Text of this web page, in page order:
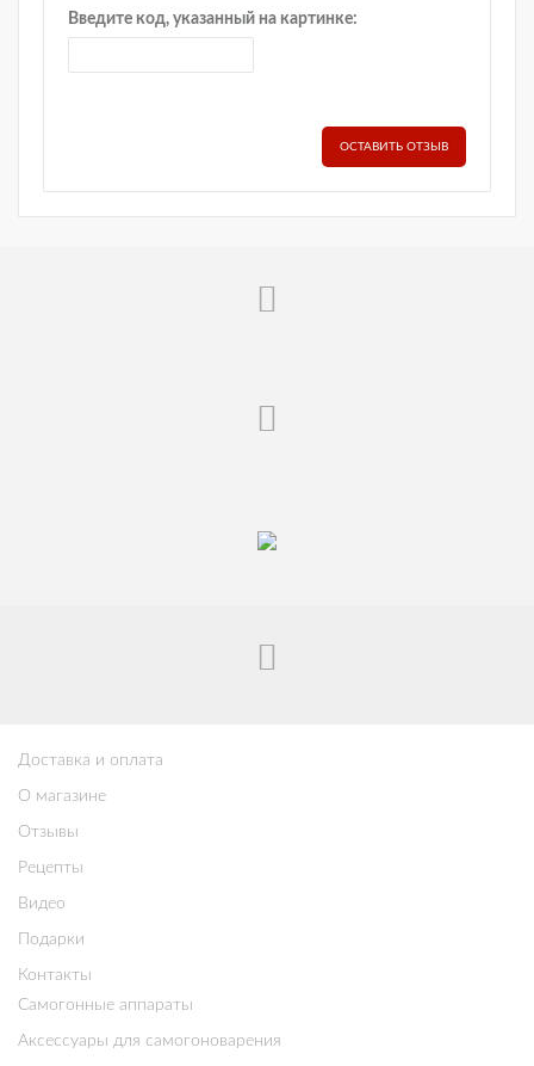
Введите код, указанный на картинке:
ОСТАВИТЬ ОТЗЫВ
Доставка и оплата
О магазине
Отзывы
Рецепты
Видео
Подарки
Контакты
Самогонные аппараты
Аксессуары для самогоноварения